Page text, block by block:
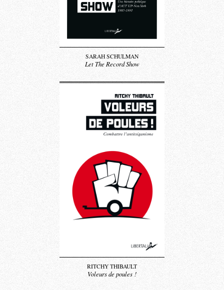
SARAH SCHULMAN
Let The Record Show
RITCHY THIBAULT
Voleurs de poules !